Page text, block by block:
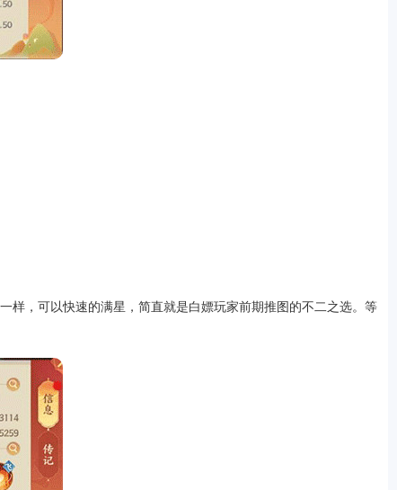
样，可以快速的满星，简直就是白嫖玩家前期推图的不二之选。等